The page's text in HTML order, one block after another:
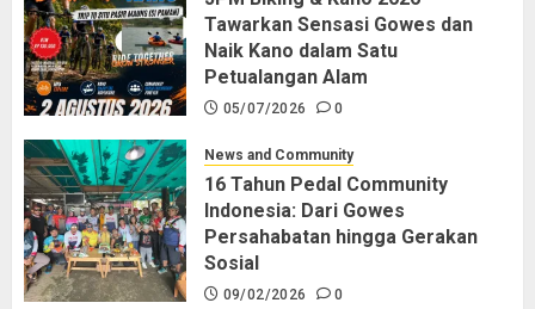
Tawarkan Sensasi Gowes dan
Naik Kano dalam Satu
Petualangan Alam
05/07/2026 0
News and Community
16 Tahun Pedal Community
Indonesia: Dari Gowes
Persahabatan hingga Gerakan
Sosial
09/02/2026 0